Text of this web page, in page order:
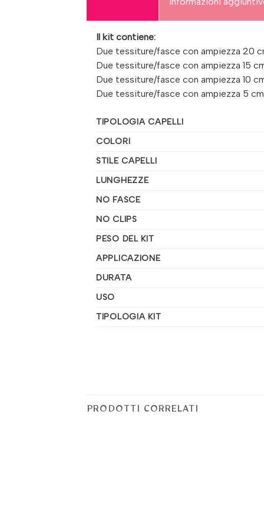
Il kit contiene:
Due tessiture/fasce con ampiezza 20
Due tessiture/fasce con ampiezza 15
Due tessiture/fasce con ampiezza 10
Due tessiture/fasce con ampiezza 5
TIPOLOGIA CAPELLI
COLORI
STILE CAPELLI
LUNGHEZZE
NO FASCE
NO CLIPS
PESO DEL KIT
APPLICAZIONE
DURATA
USO
TIPOLOGIA KIT
PRODOTTI CORRELATI